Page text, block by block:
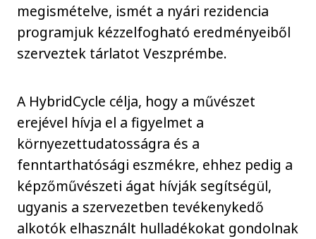
megismételve, ismét a nyári rezidencia
programjuk kézzelfogható eredményeiből
szerveztek tárlatot Veszprémbe.
A HybridCycle célja, hogy a művészet
erejével hívja el a figyelmet a
környezettudatosságra és a
fenntarthatósági eszmékre, ehhez pedig a
képzőművészeti ágat hívják segítségül,
ugyanis a szervezetben tevékenykedő
alkotók elhasznált hulladékokat gondolnak